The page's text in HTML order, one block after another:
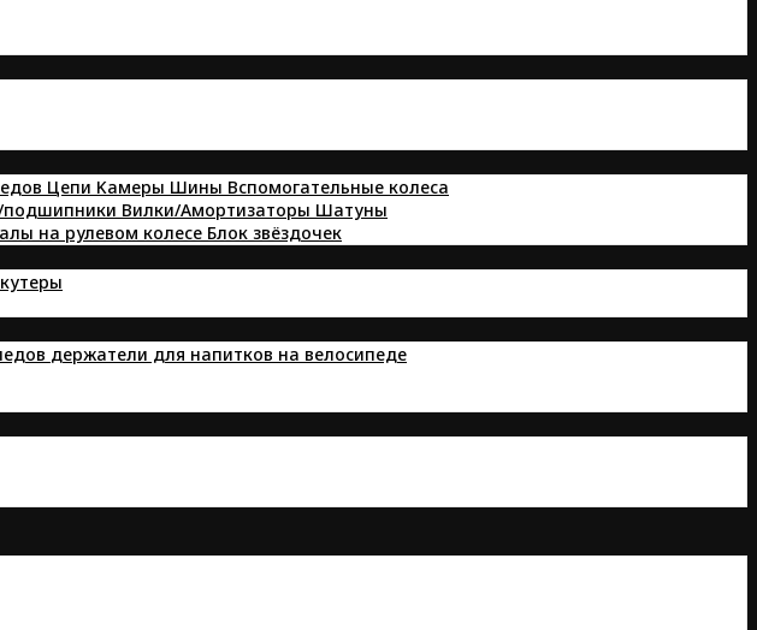
Цепи Kамеры Шины Вспомогательные колеса
подшипники Вилки/Амортизаторы Шатуны
на рулевом колесе Блок звёздочек
держатели для напитков на велосипеде